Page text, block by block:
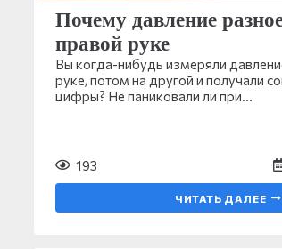
Почему давление
правой руке
Вы когда-нибудь измеряли
руке, потом на другой и получали
цифры? Не паниковали ли при…
193
ЧИТАТЬ ДАЛЕЕ